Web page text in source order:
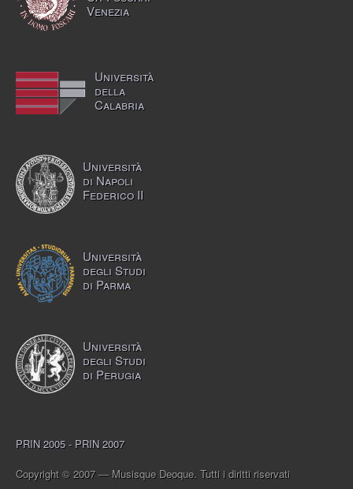
Venezia
Università
della
Calabria
Università
di Napoli
Federico II
Università
degli Studi
di Parma
Università
degli Studi
di Perugia
PRIN 2005 - PRIN 2007
Copyright © 2007 — Musisque Deoque. Tutti i diritti riservati